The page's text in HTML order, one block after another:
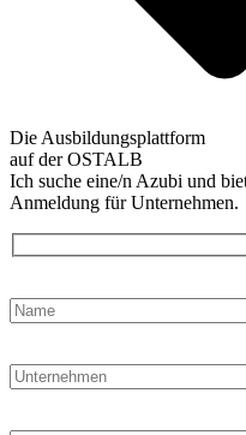
Die Ausbildungsplattform
auf der OSTALB
Ich suche eine/n Azubi und
Anmeldung für Unternehmen.